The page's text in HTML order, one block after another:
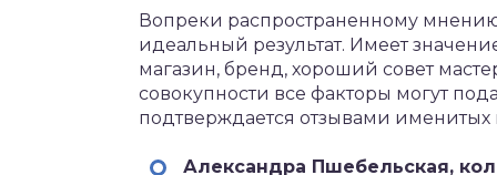
Вопреки распространенному
идеальный результат. Имеет
магазин, бренд, хороший совет
совокупности все факторы могут
подтверждается отзывами именитых
Александра Пшебельская,